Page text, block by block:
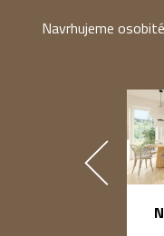
Navrhujeme